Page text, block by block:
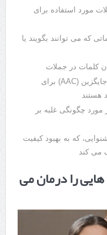
مورد استفاده برای
که می توانند بگویند یا
کلمات در جملات
ارائه سیستم های ارتباطی تقویتی و جایگزین (AAC) برای
هستند
مورد چگونگی غلبه بر
که به بهبود کیفیت
می کند
را درمان می